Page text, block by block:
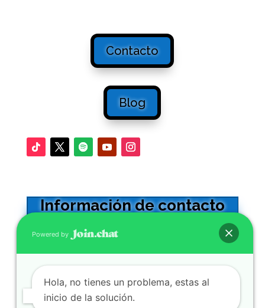
Contacto
Blog
Información de contacto
Calle Adriano 32 -5º. CP41001
0034 954564602
Se atienden WhatsApp y llamadas
Powered by
Hola, no tienes un problema, estas al
inicio de la solución.